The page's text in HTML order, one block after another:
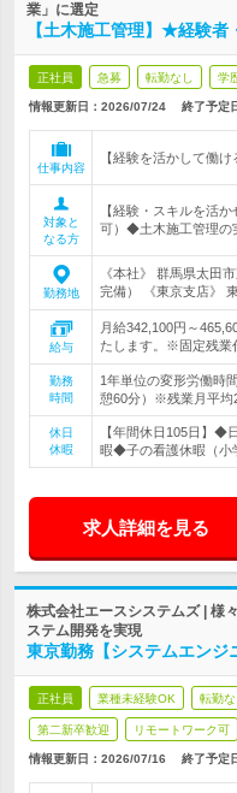
業」に選定
【土木施工管理】★経験
正社員 急募 転勤なし 学
情報更新日：2026/07/24 終了予定
仕事内容
【経験を活かして働
対象と
なる方
【経験・スキルを活
可）◆土木施工管理の
勤務地
《本社》 群馬県太田
完備） 《東京支店》
給与
月給342,100円～
たします。※固定残業
勤務
時間
1年単位の変形労働時
憩60分）※残業月平均
休日
休暇
【年間休日105日】◆
暇◆子の看護休暇（小
求人詳細を見る
株式会社エースシステムズ | 様
ステム開発を実現
東京勤務【システムエン
正社員 業種未経験OK 転勤な
第二新卒歓迎 リモートワーク可
情報更新日：2026/07/16 終了予定